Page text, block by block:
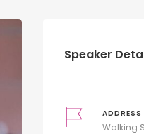
Speaker
ADDRESS
Walking